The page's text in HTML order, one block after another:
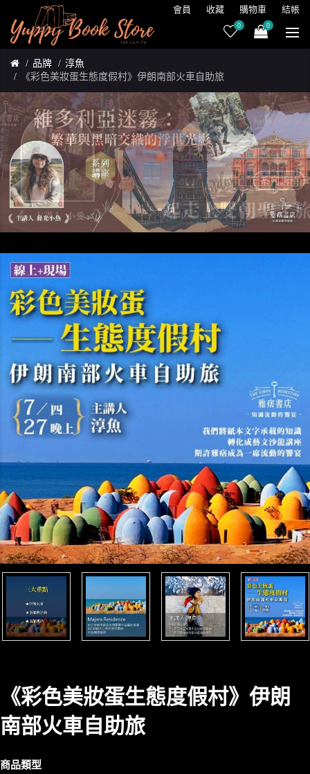
會員 收藏 購物車 結帳
0 0
品牌
淳魚
《彩色美妝蛋生態度假村》伊朗南部火車自助旅
《彩色美妝蛋生態度假村》伊朗
南部火車自助旅
商品類型